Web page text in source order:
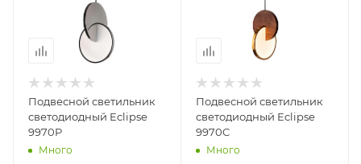
Подвесной светильник
светодиодный Eclipse
9970P
Много
Подвесной светильник
светодиодный Eclipse
9970C
Много